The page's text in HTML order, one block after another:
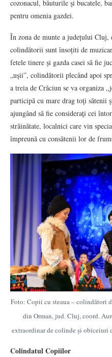
cozonacul, băuturile şi bucatele,
pentru omenia gazdei.
În zona de munte a județului Cluj,
colindătorii sunt însoțiti de
fetele tinere și gazda casei să fie
„uşii”, colindătorii plecând apoi
a treia de Crăciun se va organiza
participă cu mare drag toţi sătenii
ajungând să fie consideraţi cei
străinătate, localnici care vin
împreună cu consătenii lor de
Foto: Copii cu steaua – colindători
din Orman, jud. Cluj, coord.
extraordinar de colinde și obiceiuri
Colindatul Copiilor